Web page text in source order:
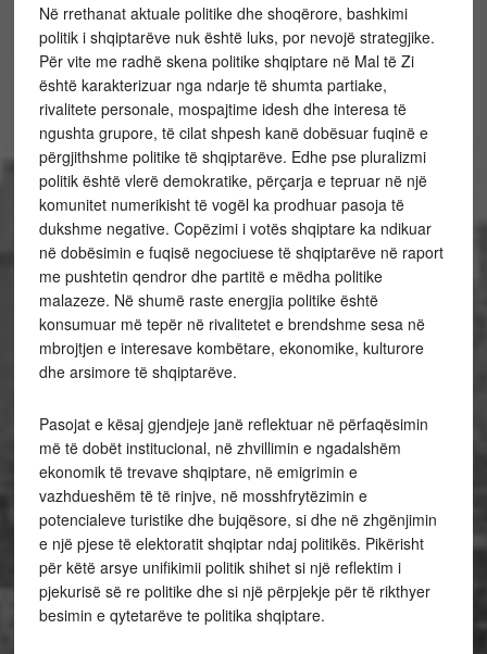
Në rrethanat aktuale politike dhe shoqërore, bashkimi
politik i shqiptarëve nuk është luks, por nevojë strategjike.
Për vite me radhë skena politike shqiptare në Mal të Zi
është karakterizuar nga ndarje të shumta partiake,
rivalitete personale, mospajtime idesh dhe interesa të
ngushta grupore, të cilat shpesh kanë dobësuar fuqinë e
përgjithshme politike të shqiptarëve. Edhe pse pluralizmi
politik është vlerë demokratike, përçarja e tepruar në një
komunitet numerikisht të vogël ka prodhuar pasoja të
dukshme negative. Copëzimi i votës shqiptare ka ndikuar
në dobësimin e fuqisë negociuese të shqiptarëve në raport
me pushtetin qendror dhe partitë e mëdha politike
malazeze. Në shumë raste energjia politike është
konsumuar më tepër në rivalitetet e brendshme sesa në
mbrojtjen e interesave kombëtare, ekonomike, kulturore
dhe arsimore të shqiptarëve.
Pasojat e kësaj gjendjeje janë reflektuar në përfaqësimin
më të dobët institucional, në zhvillimin e ngadalshëm
ekonomik të trevave shqiptare, në emigrimin e
vazhdueshëm të të rinjve, në mosshfrytëzimin e
potencialeve turistike dhe bujqësore, si dhe në zhgënjimin
e një pjese të elektoratit shqiptar ndaj politikës. Pikërisht
për këtë arsye unifikimii politik shihet si një reflektim i
pjekurisë së re politike dhe si një përpjekje për të rikthyer
besimin e qytetarëve te politika shqiptare.